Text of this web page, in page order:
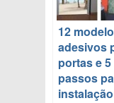
12
adesivos
portas e 5
passos
instalação